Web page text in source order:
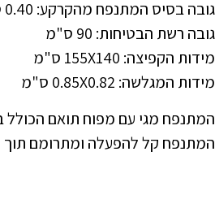
גובה בסיס המתנפח מהקרקע: 0.40 ס"מ
גובה רשת הבטיחות: 90 ס"מ
מידות הקפיצה: 155X140 ס"מ
מידות המגלשה: 0.85X0.82 ס"מ
המתנפח מגי עם מפוח תואם הכולל
המתנפח קל להפעלה ומתרומם